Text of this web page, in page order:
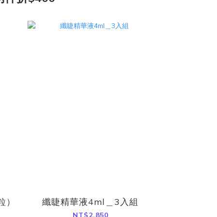
纖睫精華液4ml＿3入組
NT$2,850